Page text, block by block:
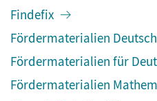
Findefix
Fördermaterialien Deutsch
Fördermaterialien für
Fördermaterialien